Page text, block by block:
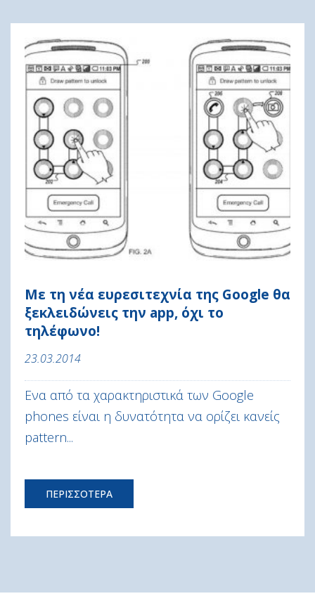
Με τη νέα ευρεσιτεχνία της Google θα
ξεκλειδώνεις την app, όχι το
τηλέφωνο!
23.03.2014
Ενα από τα χαρακτηριστικά των Google
phones είναι η δυνατότητα να ορίζει κανείς
pattern...
ΠΕΡΙΣΣΟΤΕΡΑ